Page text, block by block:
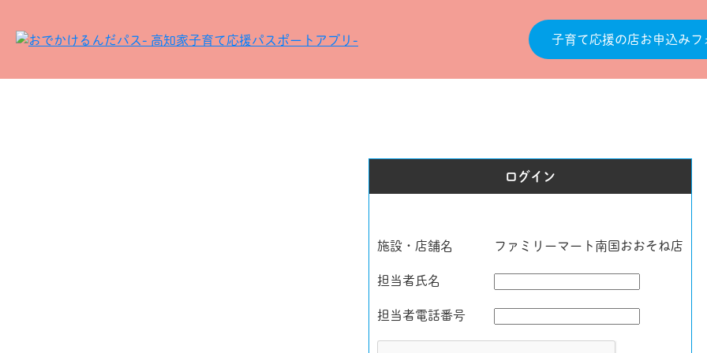
子育て応援の店お申込みフ
ログイン
施設・店舗名 ファミリーマート南国おおそね店
担当者氏名
担当者電話番号